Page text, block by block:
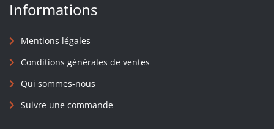
Informations
Mentions légales
Conditions générales de ventes
Qui sommes-nous
Suivre une commande